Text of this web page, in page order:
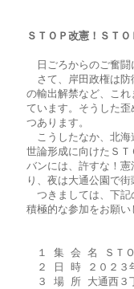
代表
ＳＴＯＰ改憲！ＳＴ
日ごろからのご奮闘
さて、岸田政権は防
の輸出解禁など、これ
ています。そうした歪
つあります。
こうしたなか、北海
世論形成に向けたＳＴ
バンには、許すな！憲
り、夜は大通公園で街
つきましては、下記
積極的な参加をお願い
１ 集 会 名 ＳＴＯＰ
２ 日 時 ２０２３年
３ 場 所 大通西３